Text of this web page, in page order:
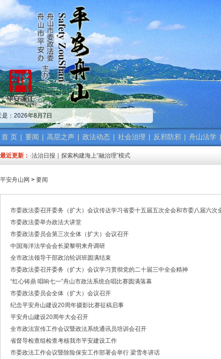
是：2026年8月7日
首 页 | 要闻 | 高层之声 | 政法动态 | 社会治理 | 反邪防邪 | 舟山法学 |
最近更新：
·中共舟山市委政法委员会招聘公告
·市委政法委机关传达学习省、市“新春第一会”精神
·市委政法工作会议召开 梁雪冬讲话
·中共浙江省委常委、政法委书记王成国致全省政法干警的新春贺词
·市委政法委机关召开年度考核会
·梁雪冬带队开展春节前安全督导检查工作
·法治日报｜探索构建海上“融治理”模式
·2025年度市委政法委员会第一次全体（扩大）会议召开
·中共舟山市委政法委员会招聘公告
·中共舟山市委政法委员会招聘公告
·市委政法工作会议召开 梁雪冬讲话
·中共浙江省委常委、政法委书记王成国致全省政法干警的新春贺词
·市委政法委机关召开年度考核会
·梁雪冬带队开展春节前安全督导检查工作
·法治日报｜探索构建海上“融治理”模式
·中共舟山市委政法委员会招聘公告
·抽奖赢福袋｜2024我与平安舟山的温暖点滴
平安舟山网 > 要闻
市委政法委召开委务（扩大）会议传达学习省委十五届五次全会和市委八届六次
市委政法委举办政法大讲堂
市委政法委员会第三次全体（扩大）会议召开
中国海洋法学会会长梁黎明来舟调研
全市政法领导干部政治轮训班圆满结束
市委政法委召开委务（扩大）会议学习贯彻党的二十届三中全会精神
“红心铸鼎 唱响七一”舟山市政法系统合唱比赛圆满落幕
市委政法委员会全体（扩大）会议召开
纪念平安舟山建设20周年摄影比赛征稿启事
平安舟山建设20周年大会召开
全市政法宣传工作会议暨政法系统通讯员培训会召开
省督导检查组检查考核我市平安建设工作
市委政法工作会议暨除险保安工作部署会举行 梁雪冬讲话